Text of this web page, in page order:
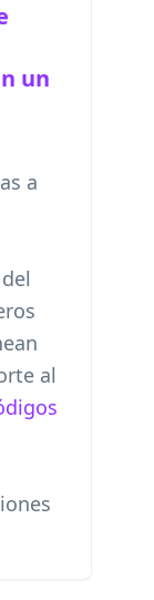
un
a
al